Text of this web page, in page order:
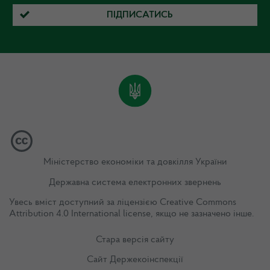
ПІДПИСАТИСЬ
Міністерство економіки та довкілля України
Державна система електронних звернень
Увесь вміст доступний за ліцензією Creative Commons
Attribution 4.0 International license, якщо не зазначено інше.
Стара версія сайту
Сайт Держекоінспекції